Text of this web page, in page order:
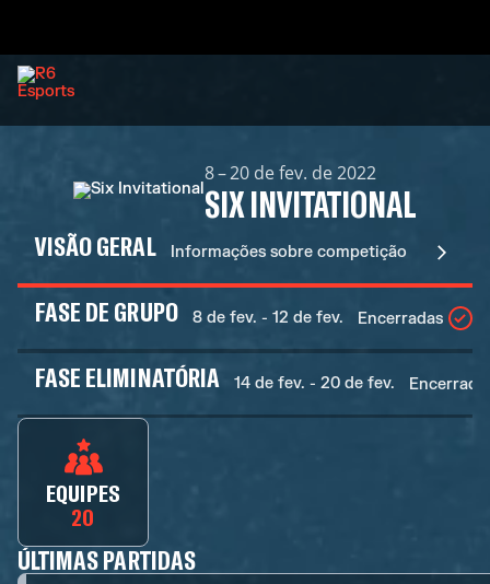
8 – 20 de fev. de 2022
SIX INVITATIONAL
VISÃO GERAL Informações sobre competição
FASE DE GRUPO 8 de fev. - 12 de fev. Encerradas
FASE ELIMINATÓRIA 14 de fev. - 20 de fev.
EQUIPES
20
ÚLTIMAS PARTIDAS